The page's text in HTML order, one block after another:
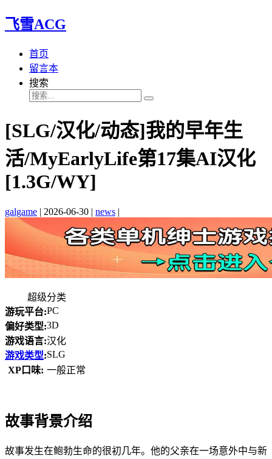
飞雪ACG
首页
留言本
搜索
[SLG/汉化/动态]我的早年生
活/MyEarlyLife第17集AI汉化
[1.3G/WY]
galgame | 2026-06-30 | news |
超级分类
游玩平台:PC
偏好类型:3D
游戏语言:汉化
游戏类型:SLG
XP口味: 一般正常
故事背景介绍
故事发生在鲍勃生命的很初几年。他的父亲在一场意外中与新